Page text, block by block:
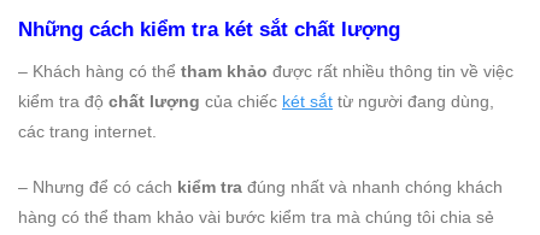
Những cách kiểm tra két sắt chất lượng
– Khách hàng có thể tham khảo được rất nhiều thông tin về việc
kiểm tra độ chất lượng của chiếc két sắt từ người đang dùng,
các trang internet.
– Nhưng để có cách kiểm tra đúng nhất và nhanh chóng khách
hàng có thể tham khảo vài bước kiểm tra mà chúng tôi chia sẻ